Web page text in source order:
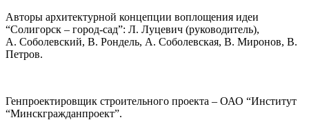
Авторы архитектурной концепции воплощения идеи
“Солигорск – город-сад”: Л. Луцевич (руководитель),
А. Соболевский, В. Рондель, А. Соболевская, В. Миронов, В.
Петров.
Генпроектировщик строительного проекта – ОАО “Институт
“Минскгражданпроект”.